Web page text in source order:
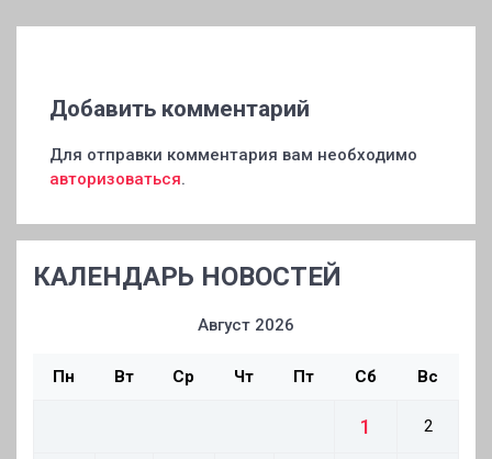
Добавить комментарий
Для отправки комментария вам необходимо
авторизоваться.
КАЛЕНДАРЬ НОВОСТЕЙ
Август 2026
Пн Вт Ср Чт Пт Сб Вс
1 2